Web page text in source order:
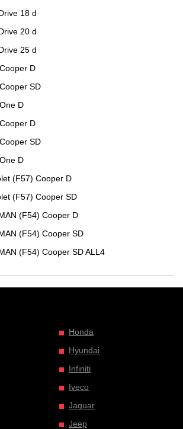
18 d
20 d
25 d
D
SD
D
D
SD
D
(F57) Cooper D
(F57) Cooper SD
(F54) Cooper D
(F54) Cooper SD
(F54) Cooper SD ALL4
Honda
Hyundai
Infiniti
Iveco
Jaguar
Jeep